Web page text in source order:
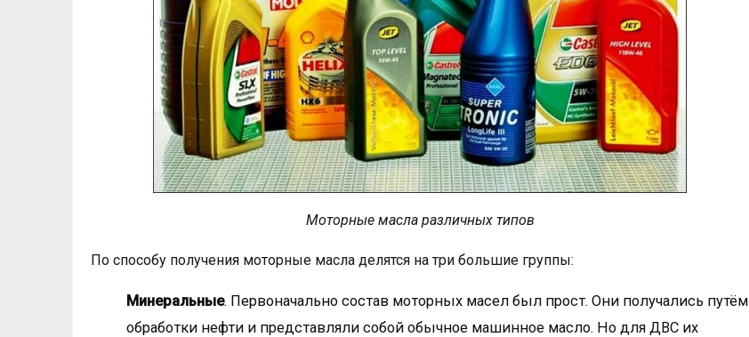
Моторные масла различных типов
По способу получения моторные масла делятся на три большие группы:
Минеральные. Первоначально состав моторных масел был прост. Они получались путём
обработки нефти и представляли собой обычное машинное масло. Но для ДВС их